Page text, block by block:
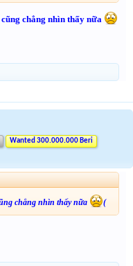
chẳng nhìn thấy nữa
Wanted 300.000.000 Beri
chẳng nhìn thấy nữa (